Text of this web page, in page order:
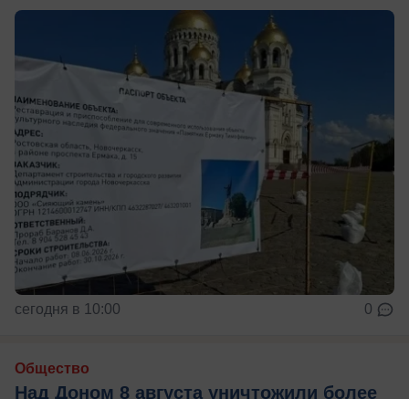
сегодня в 10:00 0
Общество
Над Доном 8 августа уничтожили более